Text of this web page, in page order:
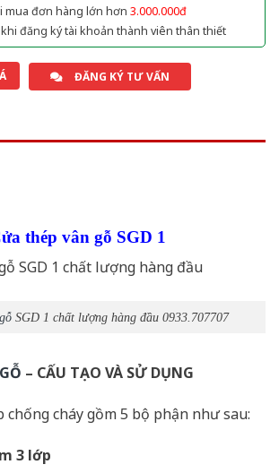
mua đơn hàng lớn hơn 3.000.000đ
đăng ký tài khoản thành viên thân thiết
ĐĂNG KÝ TƯ VẤN
thép vân gỗ SGD 1
SGD 1 chất lượng hàng đầu 0933.707707
– CẤU TẠO VÀ SỬ DỤNG
chống cháy gồm 5 bộ phận như sau:
3 lớp